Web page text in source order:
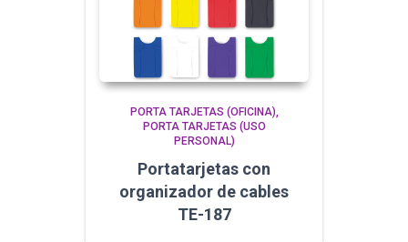
PORTA TARJETAS (OFICINA)
PORTA TARJETAS (USO
PERSONAL)
Portatarjetas con
organizador de cables
TE-187